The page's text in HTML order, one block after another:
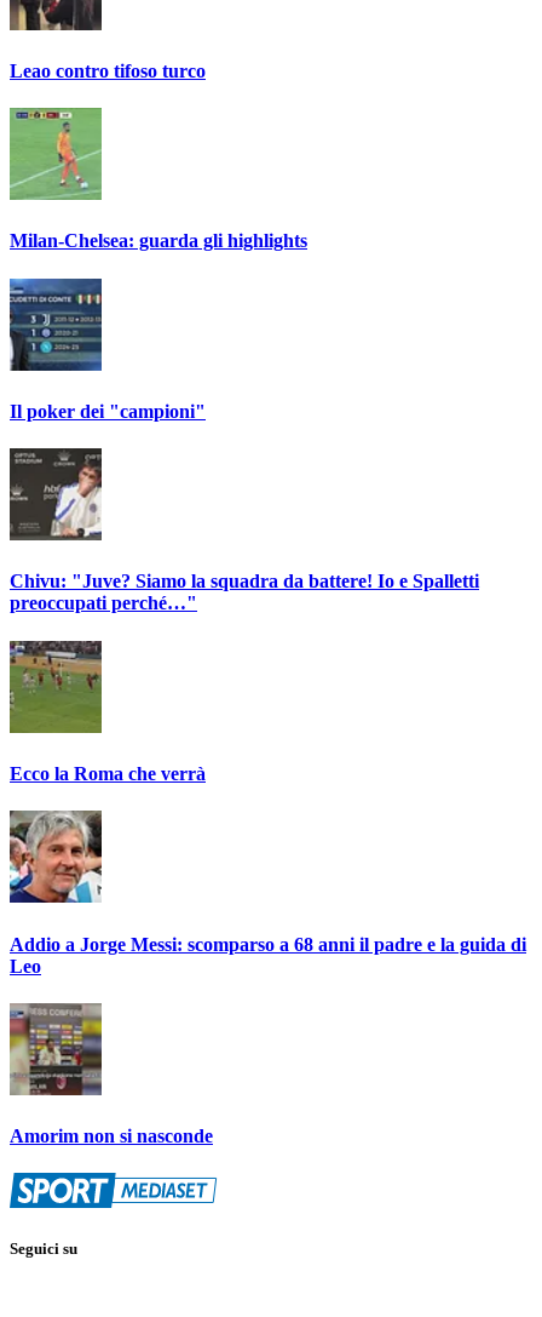
Leao contro tifoso turco
Milan-Chelsea: guarda gli highlights
Il poker dei "campioni"
Chivu: "Juve? Siamo la squadra da battere! Io e Spalletti
preoccupati perché…"
Ecco la Roma che verrà
Addio a Jorge Messi: scomparso a 68 anni il padre e la guida di
Leo
Amorim non si nasconde
Seguici su